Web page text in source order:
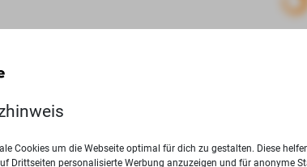
Cookies um die Webseite optimal für dich zu gestalten. Diese
Drittseiten personalisierte Werbung anzuzeigen und für anonyme